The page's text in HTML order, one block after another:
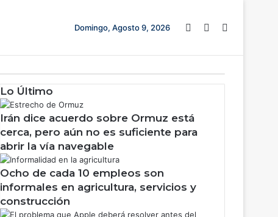
Domingo, Agosto 9, 2026 Barra lateral
Switch skin
Lo Último
Irán dice acuerdo sobre Ormuz está
cerca, pero aún no es suficiente para
abrir la vía navegable
Ocho de cada 10 empleos son
informales en agricultura, servicios y
construcción